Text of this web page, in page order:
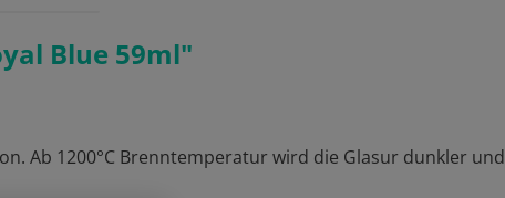
Blue 59ml"
Ab 1200°C Brenntemperatur wird die Glasur dunkler